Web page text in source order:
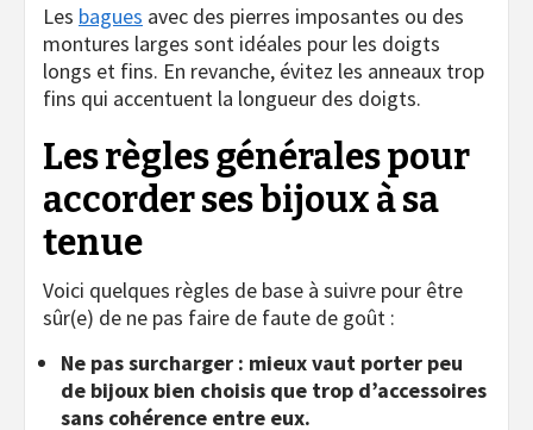
Les bagues avec des pierres imposantes ou des
montures larges sont idéales pour les doigts
longs et fins. En revanche, évitez les anneaux trop
fins qui accentuent la longueur des doigts.
Les règles générales pour
accorder ses bijoux à sa
tenue
Voici quelques règles de base à suivre pour être
sûr(e) de ne pas faire de faute de goût :
Ne pas surcharger : mieux vaut porter peu
de bijoux bien choisis que trop d’accessoires
sans cohérence entre eux.